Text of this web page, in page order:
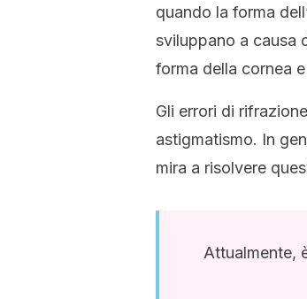
quando la forma
sviluppano a causa
forma della cornea
Gli errori di
astigmatismo. In
mira a risolvere
Attualmente,